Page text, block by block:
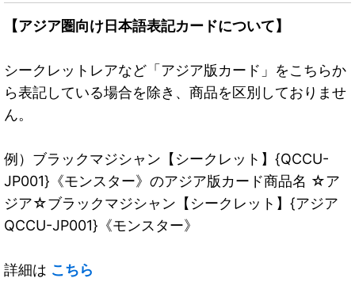
【アジア圏向け日本語表記カードについて】
シークレットレアなど「アジア版カード」をこちらか
ら表記している場合を除き、商品を区別しておりませ
ん。
例）ブラックマジシャン【シークレット】{QCCU-
JP001}《モンスター》のアジア版カード商品名 ☆ア
ジア☆ブラックマジシャン【シークレット】{アジア
QCCU-JP001}《モンスター》
詳細は こちら